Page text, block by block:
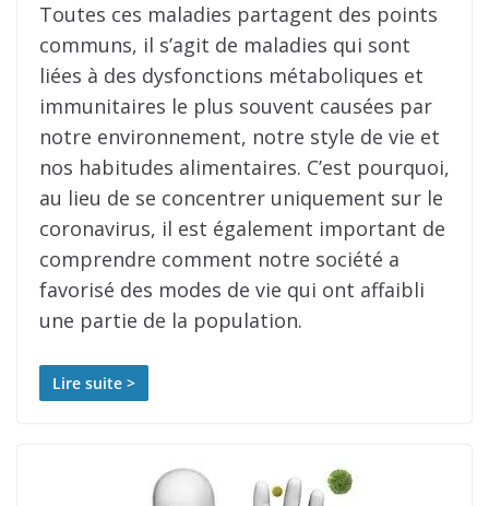
Toutes ces maladies partagent des points
communs, il s’agit de maladies qui sont
liées à des dysfonctions métaboliques et
immunitaires le plus souvent causées par
notre environnement, notre style de vie et
nos habitudes alimentaires. C’est pourquoi,
au lieu de se concentrer uniquement sur le
coronavirus, il est également important de
comprendre comment notre société a
favorisé des modes de vie qui ont affaibli
une partie de la population.
Lire suite >